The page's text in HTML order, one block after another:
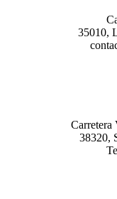
35010,
Carretera
38320,